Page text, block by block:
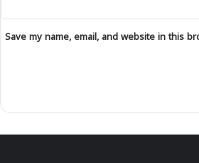
Save my name, email, and website in this